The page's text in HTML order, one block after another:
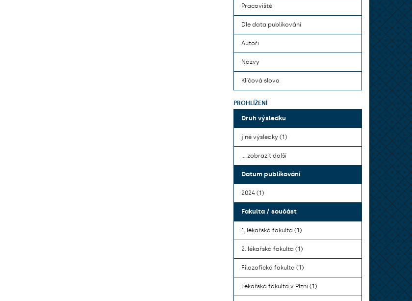
Pracoviště
Dle data publikování
Autoři
Názvy
Klíčová slova
PROHLÍŽENÍ
Druh výsledku
jiné výsledky (1)
... zobrazit další
Datum publikování
2024 (1)
Fakulta / součást
1. lékařská fakulta (1)
2. lékařská fakulta (1)
Filozofická fakulta (1)
Lékařská fakulta v Plzni (1)